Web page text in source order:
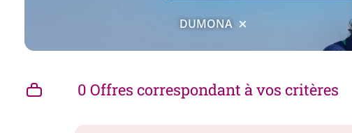
DUMONA
0 Offres correspondant à vos critères